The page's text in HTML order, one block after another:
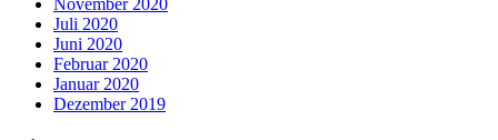
Juli 2020
Juni 2020
Februar 2020
Januar 2020
Dezember 2019